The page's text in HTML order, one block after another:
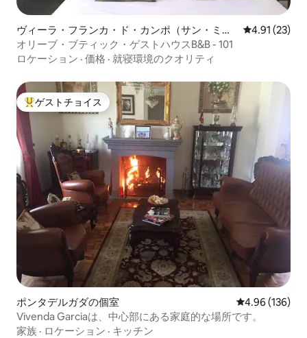
ヴィーラ・フランカ・ド・カンポ（サン・ミゲ
ル）のホテル客室
レビュー23
4.91 (23)
オリーブ・ブティック・ゲストハウスB&B - 101
ロケーション · 価格 · 就寝環境のクオリティ
大好評のゲストチョイスです。
ゲストチョイス
ポンタデルガダの個室 レビュー136
4.96 (136)
Vivenda Garciaは、中心部にある家庭的な場所です。
家族 · ロケーション · キッチン